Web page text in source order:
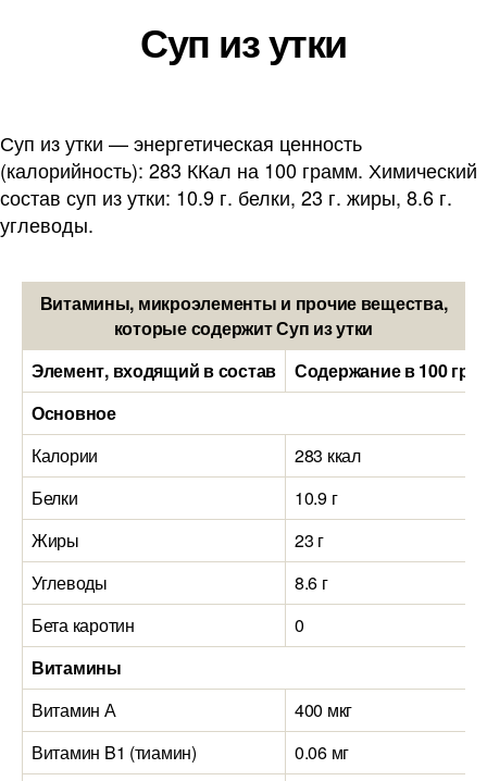
Суп из утки
Суп из утки — энергетическая ценность
(калорийность): 283 ККал на 100 грамм. Химический
состав суп из утки: 10.9 г. белки, 23 г. жиры, 8.6 г.
углеводы.
Витамины, микроэлементы и прочие вещества,
которые содержит Суп из утки
Элемент, входящий в состав
Содержание в 100
Основное
Калории
283 ккал
Белки
10.9 г
Жиры
23 г
Углеводы
8.6 г
Бета каротин
0
Витамины
Витамин А
400 мкг
Витамин B1 (тиамин)
0.06 мг